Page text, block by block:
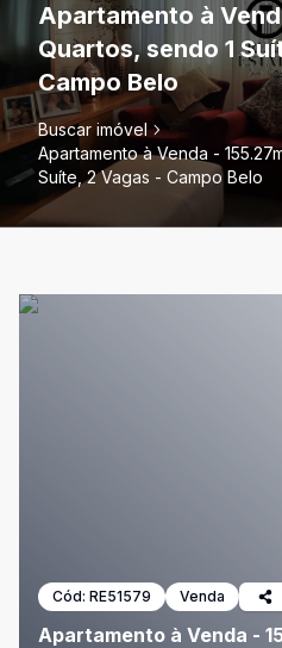
Apartamento à
Quartos, sendo 1
Campo Belo
Buscar imóvel
Apartamento à Venda -
Suíte, 2 Vagas - Campo Belo
Cód: RE51579 Venda
Apartamento à Venda -